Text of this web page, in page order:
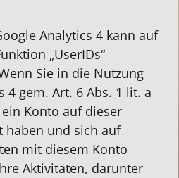
Analytics 4 kann auf
„UserIDs“
Sie in die Nutzung
4 gem. Art. 6 Abs. 1 lit. a
Konto auf dieser
haben und sich auf
mit diesem Konto
Aktivitäten, darunter